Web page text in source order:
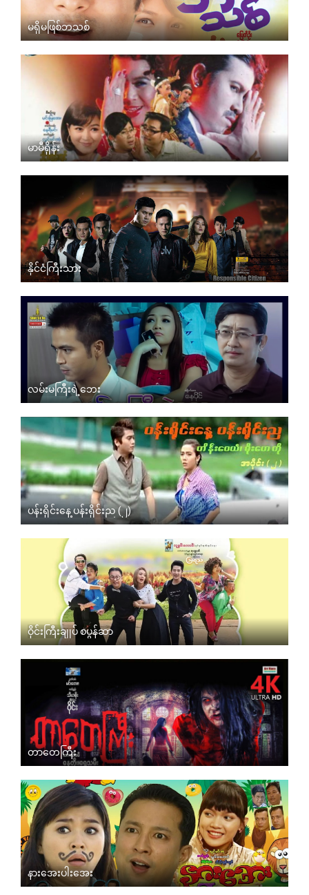
မရှိမဖြစ်ဘသစ်
မာမီရှိန်း
နိုင်ငံကြီးသား
လမ်းမကြီးရဲ့ဘေး
ပန်းရိုင်းနေ့ ပန်းရိုင်းည (၂)
ဝိုင်းကြီးချုပ် စပွန်ဆာ
တာတေကြီး
နားအေးပါးအေး